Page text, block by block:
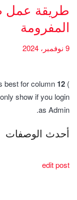
طريقة عمل
المفرومة
9 نوفمبر، 2024
best for column 12 (
show if you login
as Admin.
أحدث الوصفات
edit post